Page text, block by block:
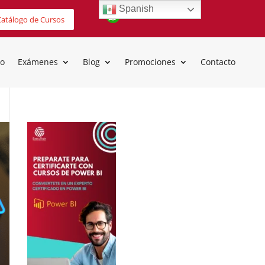
de Cursos
Exámenes Blog Promociones Contacto
Spanish